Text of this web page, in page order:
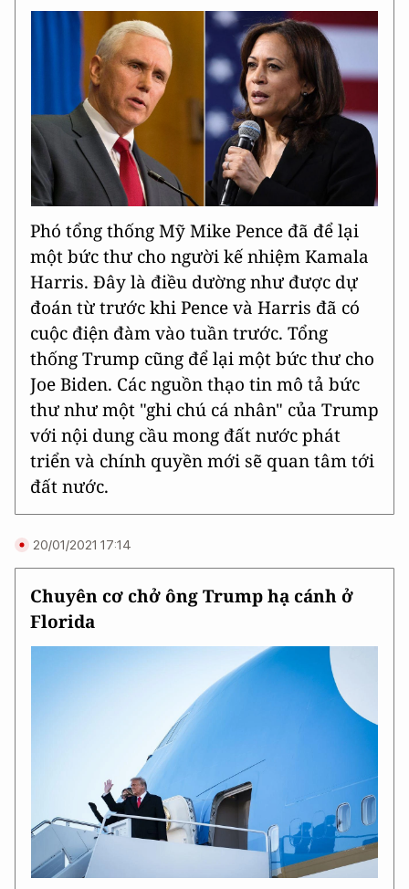
Phó tổng thống Mỹ Mike Pence đã để lại
một bức thư cho người kế nhiệm Kamala
Harris. Đây là điều dường như được dự
đoán từ trước khi Pence và Harris đã có
cuộc điện đàm vào tuần trước. Tổng
thống Trump cũng để lại một bức thư cho
Joe Biden. Các nguồn thạo tin mô tả bức
thư như một "ghi chú cá nhân" của Trump
với nội dung cầu mong đất nước phát
triển và chính quyền mới sẽ quan tâm tới
đất nước.
20/01/2021 17:14
Chuyên cơ chở ông Trump hạ cánh ở
Florida